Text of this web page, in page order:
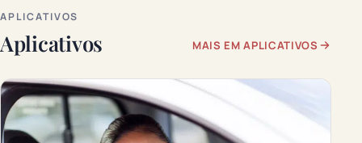
APLICATIVOS
Aplicativos MAIS EM APLICATIVOS